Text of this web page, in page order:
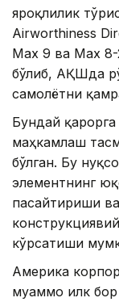
яроқлилик
Airworthiness
Max 9 ва Max
бўлиб, АҚШда
самолётни
Бундай
маҳкамлаш
бўлган. Бу
элементнинг
пасайтириши
кўрсатиши
Америка
муаммо илк